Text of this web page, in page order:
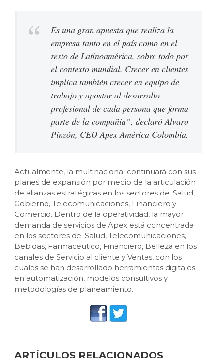
Es una gran apuesta que realiza la
empresa tanto en el país como en el
resto de Latinoamérica, sobre todo por
el contexto mundial. Crecer en clientes
implica también crecer en equipo de
trabajo y apostar al desarrollo
profesional de cada persona que forma
parte de la compañía”, declaró Alvaro
Pinzón, CEO Apex América Colombia.
Actualmente, la multinacional continuará con sus
planes de expansión por medio de la articulación
de alianzas estratégicas en los sectores de: Salud,
Gobierno, Telecomunicaciones, Financiero y
Comercio. Dentro de la operatividad, la mayor
demanda de servicios de Apex está concentrada
en los sectores de: Salud, Telecomunicaciones,
Bebidas, Farmacéutico, Financiero, Belleza en los
canales de Servicio al cliente y Ventas, con los
cuales se han desarrollado herramientas digitales
en automatización, modelos consultivos y
metodologías de planeamiento.
ARTÍCULOS RELACIONADOS